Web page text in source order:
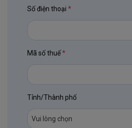
Số điện thoại *
Mã số thuế*
Tỉnh/Thành phố